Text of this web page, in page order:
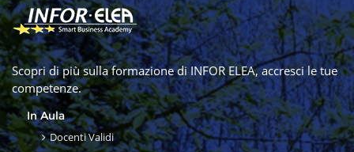
Scopri di più sulla formazione di INFOR ELEA, accresci le tue
competenze.
In Aula
Docenti Validi